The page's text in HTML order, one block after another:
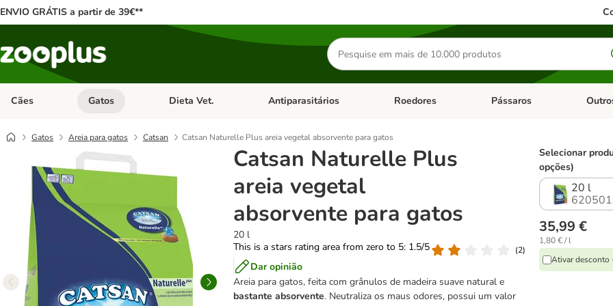
ENVIO GRÁTIS a partir de 39€**
Pesquisar
produtos
Cães Abrir menu de categoria: Cães
Gatos Abrir menu de categoria: Gatos
Dieta Vet. Abrir menu de categoria: Dieta Vet.
Antiparasitários Abrir menu de categoria: Antiparasitários
Roedores Abrir menu de categoria:
Pássaros Abrir
Gatos Areia para gatos Catsan Catsan Naturelle Plus areia vegetal absorvente para gatos
Catsan Naturelle Plus
areia vegetal
absorvente para gatos
20 l
This is a stars rating area from zero to 5: 1.5/5
(2)
Dar opinião
Areia para gatos, feita com grânulos de madeira suave natural e
bastante absorvente. Neutraliza os maus odores, possui um valor
Selecionar
opções)
20 l
35,99 €
1,80 € / l
Ativar desconto